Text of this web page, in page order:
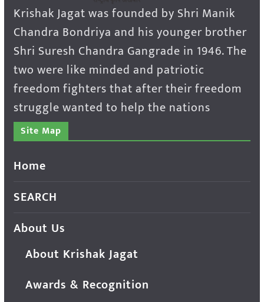
Krishak Jagat was founded by Shri Manik
Chandra Bondriya and his younger brother
Shri Suresh Chandra Gangrade in 1946. The
two were like minded and patriotic
freedom fighters that after their freedom
struggle wanted to help the nations
Site Map
Home
SEARCH
About Us
About Krishak Jagat
Awards & Recognition